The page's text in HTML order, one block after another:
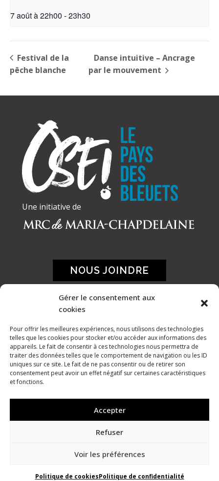
Gérer le consentement aux
cookies
Pour offrir les meilleures expériences, nous utilisons des technologies
telles que les cookies pour stocker et/ou accéder aux informations des
appareils. Le fait de consentir à ces technologies nous permettra de
traiter des données telles que le comportement de navigation ou les ID
uniques sur ce site. Le fait de ne pas consentir ou de retirer son
consentement peut avoir un effet négatif sur certaines caractéristiques
et fonctions.
Accepter
Refuser
Voir les préférences
Politique de cookiesPolitique de confidentialité
7 août à 22h00 -23h30
Festival de la
pêche blanche
Danse intuitive – Ancrage
par le mouvement
Une initiative de
NOUS JOINDRE
de confidentialité| Créé avec passion par